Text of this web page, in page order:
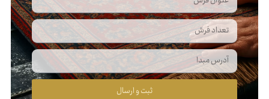
ثبت و ارسال